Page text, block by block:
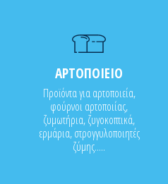
ΑΡΤΟΠΟΙΕΙΟ
Προϊόντα για αρτοποιεία,
φούρνοι αρτοποιίας,
ζυμωτήρια, ζυγοκοπτικά,
ερμάρια, στρογγυλοποιητές
ζύμης.....